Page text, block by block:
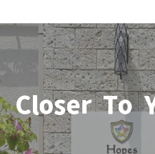
Closer To